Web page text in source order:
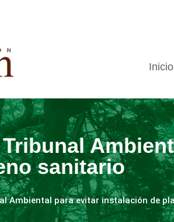
Inicio
sanitario
Ambiental para evitar instalación de